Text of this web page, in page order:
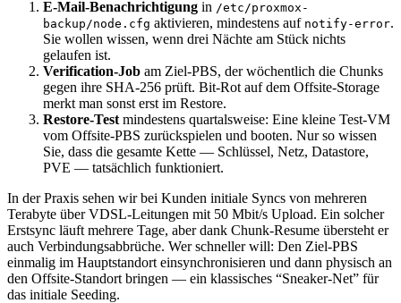
E-Mail-Benachrichtigung in /etc/proxmox-
backup/node.cfg aktivieren, mindestens auf notify-error.
Sie wollen wissen, wenn drei Nächte am Stück nichts
gelaufen ist.
Verification-Job am Ziel-PBS, der wöchentlich die Chunks
gegen ihre SHA-256 prüft. Bit-Rot auf dem Offsite-Storage
merkt man sonst erst im Restore.
Restore-Test mindestens quartalsweise: Eine kleine Test-VM
vom Offsite-PBS zurückspielen und booten. Nur so wissen
Sie, dass die gesamte Kette — Schlüssel, Netz, Datastore,
PVE — tatsächlich funktioniert.
In der Praxis sehen wir bei Kunden initiale Syncs von mehreren
Terabyte über VDSL-Leitungen mit 50 Mbit/s Upload. Ein solcher
Erstsync läuft mehrere Tage, aber dank Chunk-Resume übersteht er
auch Verbindungsabbrüche. Wer schneller will: Den Ziel-PBS
einmalig im Hauptstandort einsynchronisieren und dann physisch an
den Offsite-Standort bringen — ein klassisches “Sneaker-Net” für
das initiale Seeding.